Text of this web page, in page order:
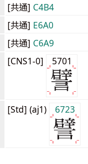
[共通] C4B4
[共通] E6A0
[共通] C6A9
[CNS1-0] 5701
[Std] (aj1) 6723